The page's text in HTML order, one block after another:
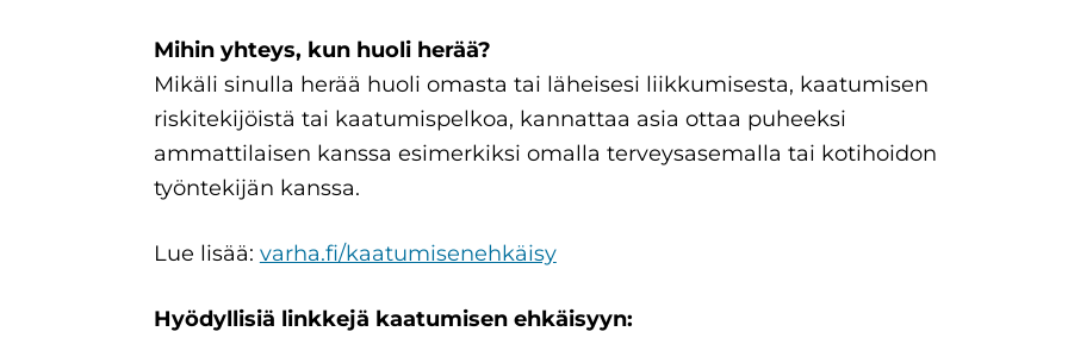
Mihin yh­teys, kun huoli herää?
Mikäli sinulla herää huoli omasta tai läheisesi liikkumisesta, kaatumisen
riskitekijöistä tai kaatumispelkoa, kannattaa asia ottaa puheeksi
ammattilaisen kanssa esimerkiksi omalla terveysasemalla tai kotihoidon
työntekijän kanssa.
Lue lisää: varha.fi/kaatumisenehkäisy
Hyödyllisiä linkkejä kaatumisen ehkäisyyn: